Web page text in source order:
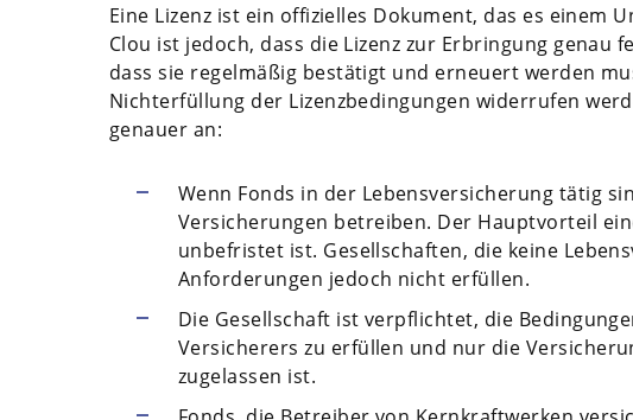
Eine Lizenz ist ein offizielles Dokument, das es einem
Clou ist jedoch, dass die Lizenz zur Erbringung genau
dass sie regelmäßig bestätigt und erneuert werden
Nichterfüllung der Lizenzbedingungen widerrufen
genauer an:
Wenn Fonds in der Lebensversicherung tätig
Versicherungen betreiben. Der Hauptvorteil
unbefristet ist. Gesellschaften, die keine
Anforderungen jedoch nicht erfüllen.
Die Gesellschaft ist verpflichtet, die
Versicherers zu erfüllen und nur die
zugelassen ist.